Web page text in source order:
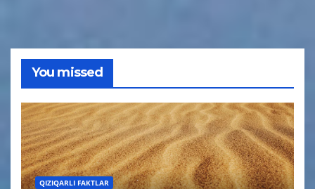
You missed
QIZIQARLI FAKTLAR